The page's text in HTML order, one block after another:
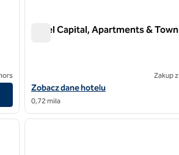
Hotel Capital, Apartments &
Zobacz szczegóły hotelu The Capital
Zobacz dane hotelu
0,72 mila
Zakup
12
następny obraz
1 z 12